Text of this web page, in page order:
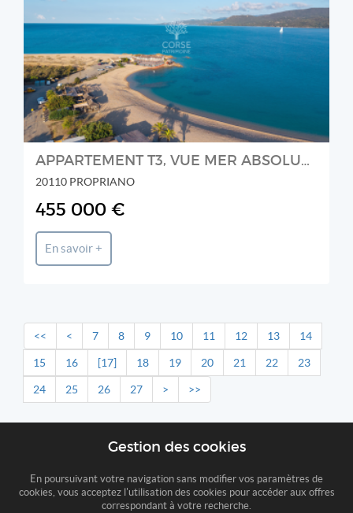
CORSE PATRIMOINE IMMOBILIER
APPARTEMENT T3, VUE MER ABSOLUE EN PREMIERE LIGNE RESIDENC
20110 PROPRIANO
455 000 €
En savoir +
<< < 7 8 9 10 11 12 13 14
15 16 [17] 18 19 20 21 22 23
24 25 26 27 > >>
Gestion des cookies
En poursuivant votre navigation sans modifier vos paramètres de
cookies, vous acceptez l'utilisation des cookies pour accéder aux offres
correspondant à votre recherche.